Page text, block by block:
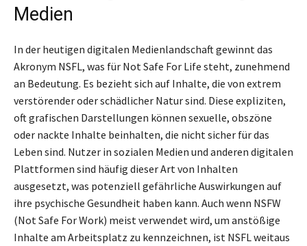
Medien
In der heutigen digitalen Medienlandschaft gewinnt das
Akronym NSFL, was für Not Safe For Life steht, zunehmend
an Bedeutung. Es bezieht sich auf Inhalte, die von extrem
verstörender oder schädlicher Natur sind. Diese expliziten,
oft grafischen Darstellungen können sexuelle, obszöne
oder nackte Inhalte beinhalten, die nicht sicher für das
Leben sind. Nutzer in sozialen Medien und anderen digitalen
Plattformen sind häufig dieser Art von Inhalten
ausgesetzt, was potenziell gefährliche Auswirkungen auf
ihre psychische Gesundheit haben kann. Auch wenn NSFW
(Not Safe For Work) meist verwendet wird, um anstößige
Inhalte am Arbeitsplatz zu kennzeichnen, ist NSFL weitaus